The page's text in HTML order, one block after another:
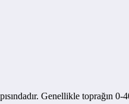
Genellikle toprağın